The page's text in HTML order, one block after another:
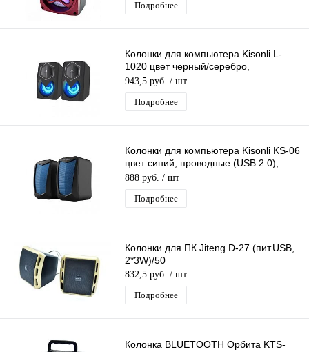
Подробнее
Колонки для компьютера Kisonli L-
1020 цвет черный/серебро,
проводные (USB 2.0), стерео
943,5 руб. / шт
Подробнее
Колонки для компьютера Kisonli KS-06
цвет синий, проводные (USB 2.0),
стерео
888 руб. / шт
Подробнее
Колонки для ПК Jiteng D-27 (пит.USB,
2*3W)/50
832,5 руб. / шт
Подробнее
Колонка BLUETOOTH Орбита KTS-